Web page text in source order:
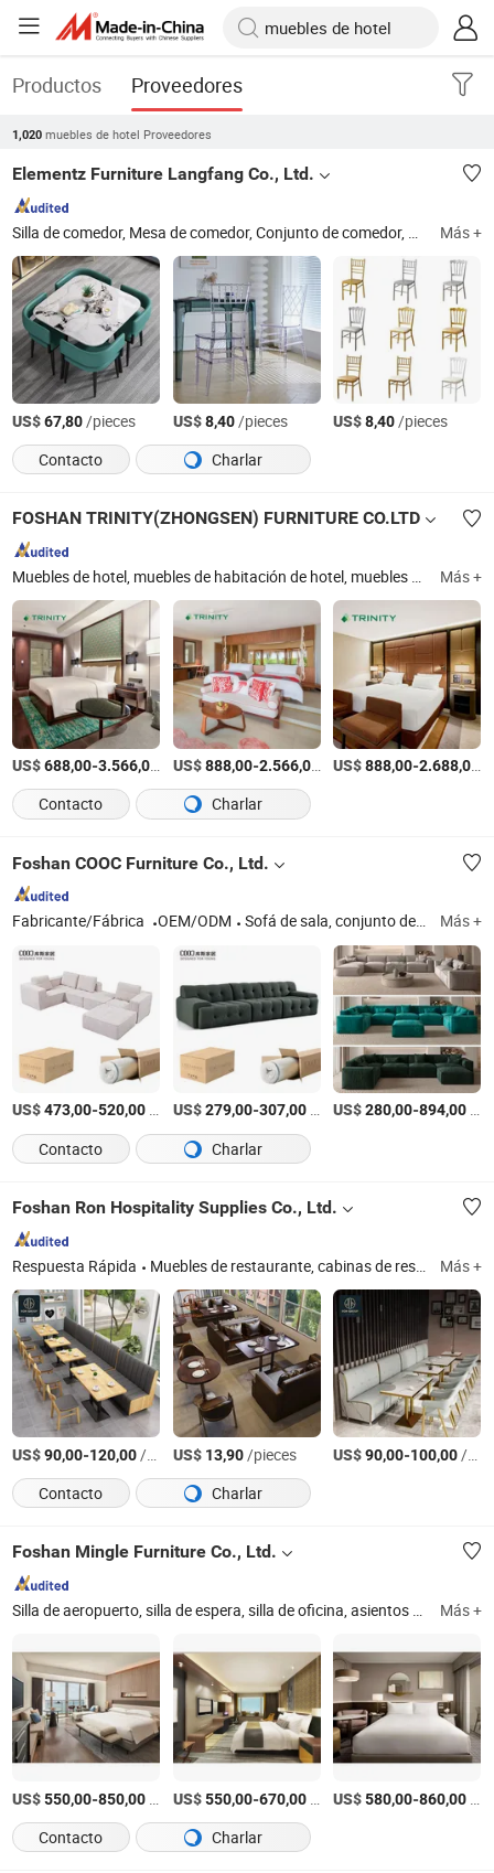
Productos Proveedores
1,020 muebles de hotel Proveedores
Elementz Furniture Langfang Co., Ltd.
Silla de comedor, Mesa de comedor, Conjunto de comedor, Mesa de café, Silla de plástico, Muebles de oficina Más +
US$67,80/pieces US$8,40/pieces US$8,40/pieces
Contacto
Charlar
FOSHAN TRINITY(ZHONGSEN) FURNITURE CO.LTD
Muebles de hotel, muebles de habitación de hotel, muebles de dormitorio de hotel, muebles de hospitalidad, muebles de resort, muebles de vestíbulo de hotel, muebles de apartamento con servicio, 5 muebles de hotel de estrellas, muebles de hotel modernos, mobiliario de hospitalidad Más +
US$688,00-3.566,00 /Set
US$888,00-2.566,00 /Set
US$888,00-2.688,00 /
Contacto
Charlar
Foshan COOC Furniture Co., Ltd.
Fabricante/Fábrica OEM/ODM Sofá de sala, conjunto de muebles de sala, cama tapizada, muebles de comedor, conjunto de muebles de dormitorio, silla de ocio, muebles para el hogar, muebles de vestíbulo, muebles de apartamento, muebles modernos Más +
US$473,00-520,00 US$279,00-307,00/Set US$280,00-894,00
Contacto
Charlar
Foshan Ron Hospitality Supplies Co., Ltd.
Respuesta Rápida Muebles de restaurante, cabinas de restaurante, sillas de restaurante, mesas de restaurante, taburetes de bar, sillas para bodas, juegos de cubiertos, juegos de vajilla, sillas de jardín, vajilla y utensilios desechables Más +
US$90,00-120,00/pieces US$ 13,90/pieces US$90,00-100,00/pieces
Contacto
Charlar
Foshan Mingle Furniture Co., Ltd.
Silla de aeropuerto, silla de espera, silla de oficina, asientos de oficina, cabina telefónica de oficina, pods de oficina, mostrador de facturación de aeropuerto, sofá de oficina, asientos de ocio, mobiliario de oficina Más +
US$550,00-850,00 US$550,00-670,00/Pieza US$580,00-860,00
Contacto
Charlar